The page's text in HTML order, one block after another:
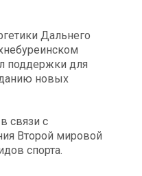
Дальнего
поддержки для
новых
связи с
Второй мировой
спорта.